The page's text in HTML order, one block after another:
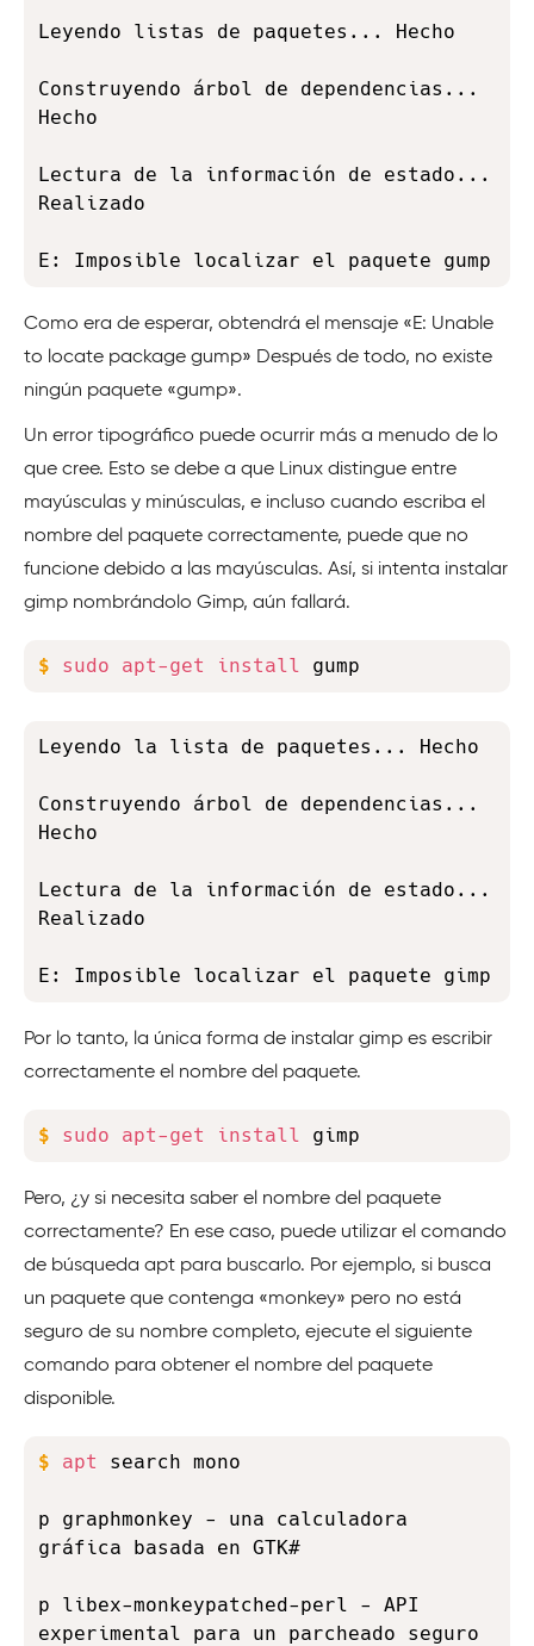
Leyendo listas de paquetes... Hecho
Construyendo árbol de dependencias...
Hecho
Lectura de la información de estado...
Realizado
E: Imposible localizar el paquete gump
Como era de esperar, obtendrá el mensaje «E: Unable
to locate package gump» Después de todo, no existe
ningún paquete «gump».
Un error tipográfico puede ocurrir más a menudo de lo
que cree. Esto se debe a que Linux distingue entre
mayúsculas y minúsculas, e incluso cuando escriba el
nombre del paquete correctamente, puede que no
funcione debido a las mayúsculas. Así, si intenta instalar
gimp nombrándolo Gimp, aún fallará.
$ sudo apt-get install gump
Leyendo la lista de paquetes... Hecho
Construyendo árbol de dependencias...
Hecho
Lectura de la información de estado...
Realizado
E: Imposible localizar el paquete gimp
Por lo tanto, la única forma de instalar gimp es escribir
correctamente el nombre del paquete.
$ sudo apt-get install gimp
Pero, ¿y si necesita saber el nombre del paquete
correctamente? En ese caso, puede utilizar el comando
de búsqueda apt para buscarlo. Por ejemplo, si busca
un paquete que contenga «monkey» pero no está
seguro de su nombre completo, ejecute el siguiente
comando para obtener el nombre del paquete
disponible.
$ apt search mono
p graphmonkey - una calculadora
gráfica basada en GTK#
p libex-monkeypatched-perl - API
experimental para un parcheado seguro